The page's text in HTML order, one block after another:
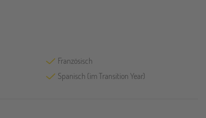
Französisch
Spanisch (im Transition Year)